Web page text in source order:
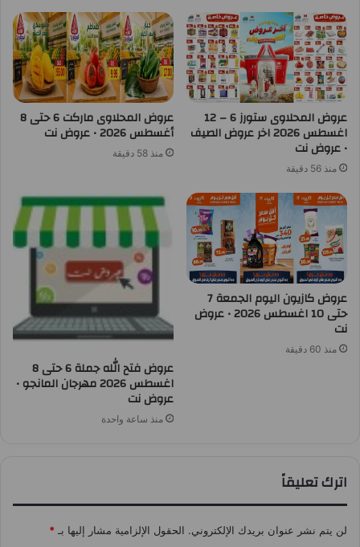
عروض المحلاوى ستورز 6 – 12
اغسطس 2026 اخر عروض الصيف
• عروض نت
منذ 56 دقيقة
عروض المحلاوى ماركت 6 حتى 8
أغسطس 2026 • عروض نت
منذ 58 دقيقة
عروض كازيون اليوم الجمعة 7
حتى 10 اغسطس 2026 • عروض
نت
منذ 60 دقيقة
عروض فتح الله جملة 6 حتى 8
اغسطس 2026 مهرجان المانجو •
عروض نت
منذ ساعة واحدة
اترك تعليقاً
لن يتم نشر عنوان بريدك الإلكتروني. الحقول الإلزامية مشار إليها بـ *